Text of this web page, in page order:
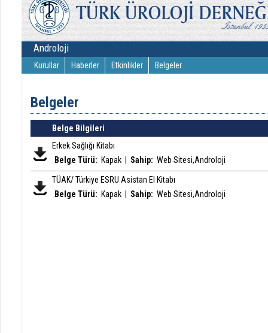
Androloji
Kurullar Haberler Etkinlikler Belgeler
Belgeler
Belge Bilgileri
Erkek Sağlığı Kitabı
Belge Türü: Kapak Sahip: Web Sitesi,Androloji
TÜAK/ Türkiye ESRU Asistan El Kitabı
Belge Türü: Kapak Sahip: Web Sitesi,Androloji